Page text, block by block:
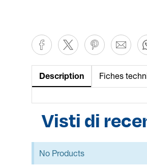
Description Fiches
Visti di
No Products